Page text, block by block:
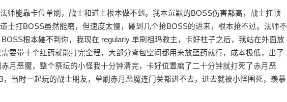
师能靠卡位单刷，战士和道士根本做不到。我本沉默的BOSS伤害都高，战士扛顶
士打BOSS虽然能磨，但速度太慢，碰到几个抢BOSS的进来，根本抢不过。法师不
根本碰不到你，我现在 regularly 单刷祖玛教主，卡好柱子之后，我站在外面放
要带十个红药就能打完全程，大部分背包空间都用来放蓝药就行，成本极低，出了
月恶魔，整个祭坛的小怪我十分钟清完，卡好位置磨了二十分钟就打死了赤月恶
当时一起玩的战士朋友，单刷赤月恶魔连门关都进不去，进去就被小怪围死，羡慕